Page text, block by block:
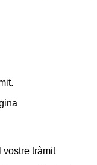
vostre tràmit